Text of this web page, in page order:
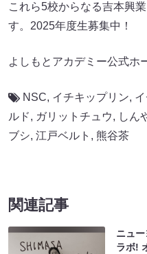
これら5校からなる吉本興
す。2025年度生募集中！
よしもとアカデミー公式ホ
NSC, イチキップリン,
ルド, ガリットチュウ, しん
ブシ, 江戸ベルト , 熊谷茶
関連記事
ニュ
ラボ!